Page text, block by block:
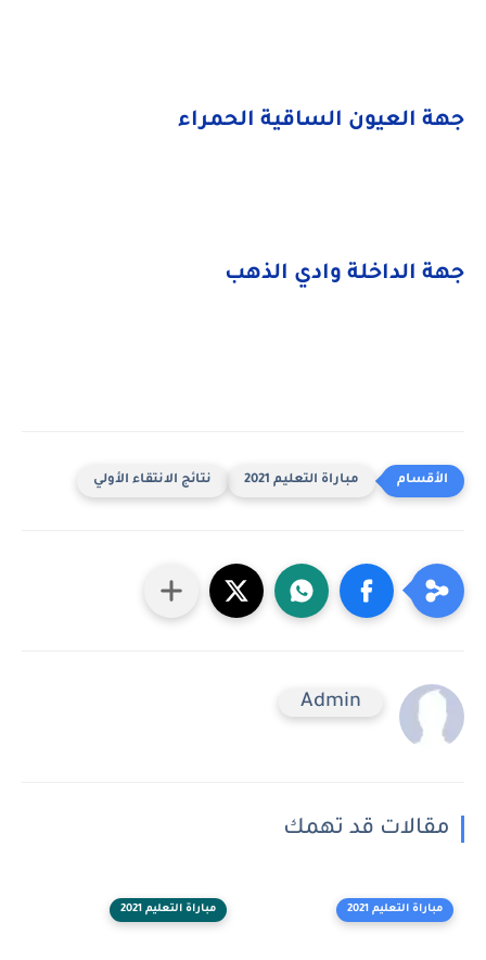
جهة العيون الساقية الحمراء
جهة الداخلة وادي الذهب
مباراة التعليم 2021 نتائج الانتقاء الأولي
Admin
مقالات قد تهمك
مباراة التعليم 2021 مباراة التعليم 2021